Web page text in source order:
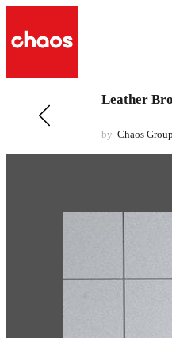
Previous in
Leather
by Chaos Group